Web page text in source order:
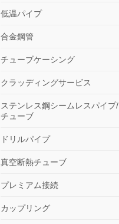
低温パイプ
合金鋼管
チューブケーシング
クラッディングサービス
ステンレス鋼シームレスパイプ/
チューブ
ドリルパイプ
真空断熱チューブ
プレミアム接続
カップリング